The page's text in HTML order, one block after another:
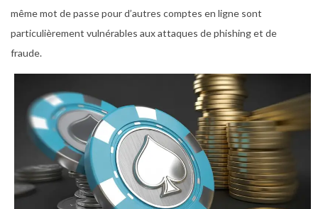
même mot de passe pour d’autres comptes en ligne sont
particulièrement vulnérables aux attaques de phishing et de
fraude.